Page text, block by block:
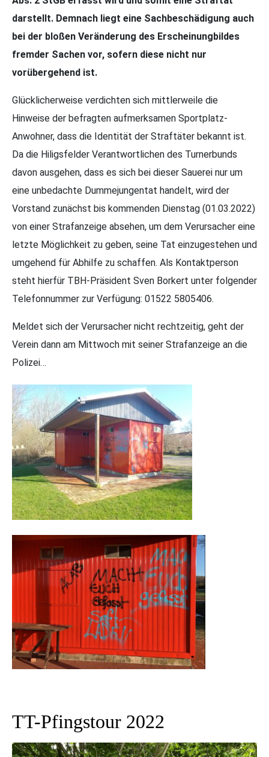
darstellt. Demnach liegt eine Sachbeschädigung auch
bei der bloßen Veränderung des Erscheinungbildes
fremder Sachen vor, sofern diese nicht nur
vorübergehend ist.
Glücklicherweise verdichten sich mittlerweile die
Hinweise der befragten aufmerksamen Sportplatz-
Anwohner, dass die Identität der Straftäter bekannt ist.
Da die Hiligsfelder Verantwortlichen des Turnerbunds
davon ausgehen, dass es sich bei dieser Sauerei nur um
eine unbedachte Dummejungentat handelt, wird der
Vorstand zunächst bis kommenden Dienstag (01.03.2022)
von einer Strafanzeige absehen, um dem Verursacher eine
letzte Möglichkeit zu geben, seine Tat einzugestehen und
umgehend für Abhilfe zu schaffen. Als Kontaktperson
steht hierfür TBH-Präsident Sven Borkert unter folgender
Telefonnummer zur Verfügung: 01522 5805406.
Meldet sich der Verursacher nicht rechtzeitig, geht der
Verein dann am Mittwoch mit seiner Strafanzeige an die
Polizei…
TT-Pfingstour 2022